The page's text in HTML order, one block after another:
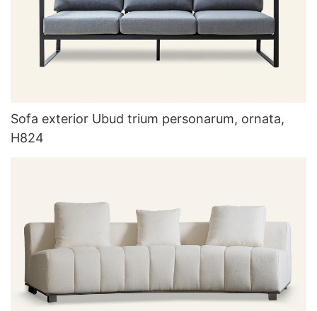
Sofa exterior Ubud trium personarum, ornata,
H824